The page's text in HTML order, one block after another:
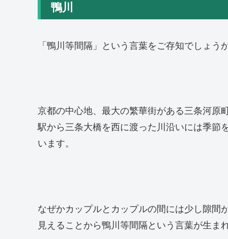
鴨川
「鴨川等間隔」という言葉をご存知でしょう
京都の中心地、最大の繁華街がある三条河原
駅から三条大橋を西に渡った川沿いには季節
います。
なぜかカップルとカップルの間には少し隙間
見えることから鴨川等間隔という言葉が生ま